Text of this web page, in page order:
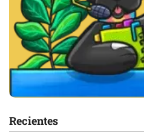
Recientes